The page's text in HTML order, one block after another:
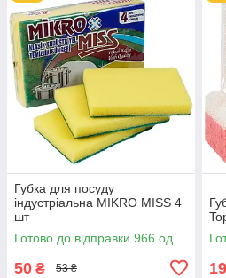
Губка для посуду
індустріальна MIKRO MISS 4
шт
Готово до відправки 966 од.
50 ₴ 53 ₴ 19